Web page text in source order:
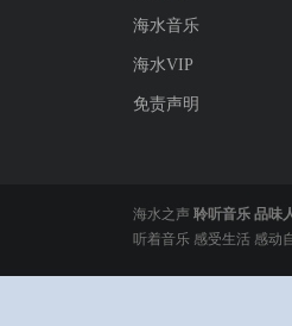
海水音乐
海水VIP
免责声明
海水之声 聆听音乐 品味
听着音乐 感受生活 感动